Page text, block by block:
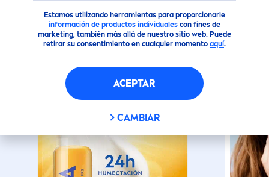
Estamos utilizando herramientas para proporcionarle
información de productos individualescon fines de
marketing, también más allá de nuestro sitio web. Puede
retirar su consentimiento en cualquier momento aquí.
ACEPTAR
CAMBIAR
BÁLSAMO LABIAL
HUMECTANTESUN PROTECT
PS 50